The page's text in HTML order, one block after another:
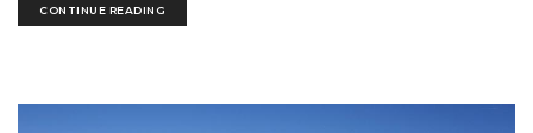
CONTINUE READING